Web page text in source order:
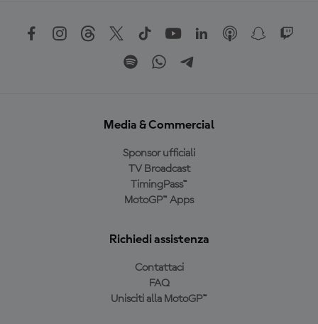
Media & Commercial
Sponsor ufficiali
TV Broadcast
TimingPass™
MotoGP™ Apps
Richiedi assistenza
Contattaci
FAQ
Unisciti alla MotoGP™